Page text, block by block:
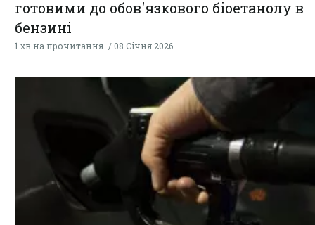
готовими до обов'язкового біоетанолу в
бензині
1 хв на прочитання 08 Січня 2026